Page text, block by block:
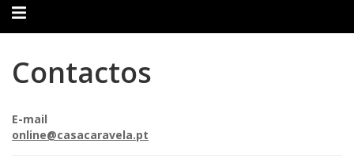
Alternar
Contactos
E-mail
online@casacaravela.pt